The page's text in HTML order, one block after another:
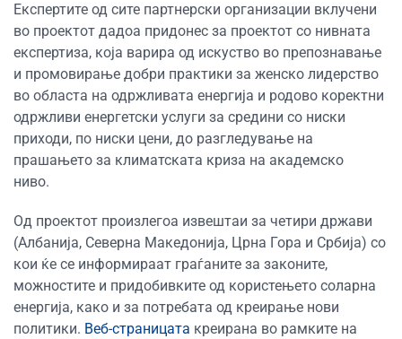
Експертите од сите партнерски организации вклучени
во проектот дадоа придонес за проектот со нивната
експертиза, која варира од искуство во препознавање
и промовирање добри практики за женско лидерство
во областа на одржливата енергија и родово коректни
одржливи енергетски услуги за средини со ниски
приходи, по ниски цени, до разгледување на
прашањето за климатската криза на академско
ниво.
Од проектот произлегоа извештаи за четири држави
(Албанија, Северна Македонија, Црна Гора и Србија) со
кои ќе се информираат граѓаните за законите,
можностите и придобивките од користењето соларна
енергија, како и за потребата од креирање нови
политики. Веб-страницата креирана во рамките на